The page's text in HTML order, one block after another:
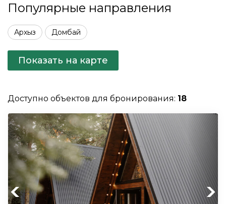
Популярные направления
Архыз Домбай
Показать на карте
Доступно объектов для бронирования: 18
Previous Next